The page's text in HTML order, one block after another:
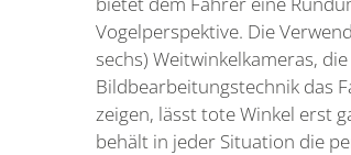
Vogelperspektive. Die
sechs) Weitwinkelkameras,
Bildbearbeitungstechnik das
zeigen, lässt tote Winkel erst
behält in jeder Situation die